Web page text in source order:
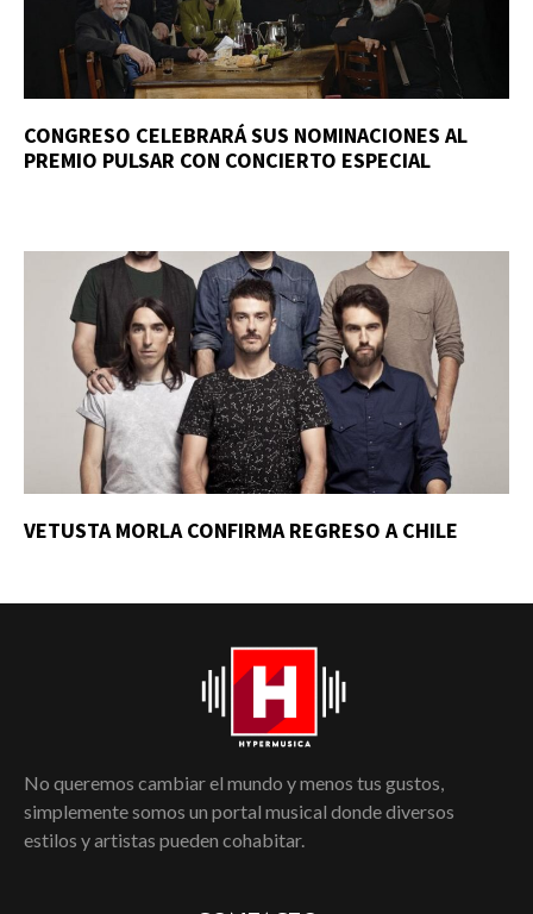
CONGRESO CELEBRARÁ SUS NOMINACIONES AL
PREMIO PULSAR CON CONCIERTO ESPECIAL
VETUSTA MORLA CONFIRMA REGRESO A CHILE
No queremos cambiar el mundo y menos tus gustos,
simplemente somos un portal musical donde diversos
estilos y artistas pueden cohabitar.